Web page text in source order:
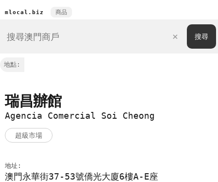
mlocal.biz 商品
地點:
瑞昌辦館
Agencia Comercial Soi Cheong
超級市場
地址:
澳門永華街37-53號僑光大廈6樓A-E座